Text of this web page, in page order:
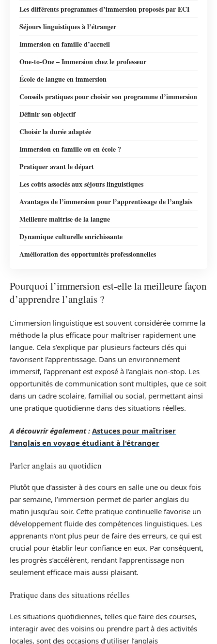
Les différents programmes d’immersion proposés par ECI
Séjours linguistiques à l’étranger
Immersion en famille d’accueil
One-to-One – Immersion chez le professeur
École de langue en immersion
Conseils pratiques pour choisir son programme d’immersion
Définir son objectif
Choisir la durée adaptée
Immersion en famille ou en école ?
Pratiquer avant le départ
Les coûts associés aux séjours linguistiques
Avantages de l’immersion pour l’apprentissage de l’anglais
Meilleure maîtrise de la langue
Dynamique culturelle enrichissante
Amélioration des opportunités professionnelles
Pourquoi l’immersion est-elle la meilleure façon
d’apprendre l’anglais ?
L’immersion linguistique est souvent considérée comme la
méthode la plus efficace pour maîtriser rapidement une
langue. Cela s’explique par plusieurs facteurs clés qui
favorisent l’apprentissage. Dans un environnement
immersif, l’apprenant est exposé à l’anglais non-stop. Les
opportunités de communication sont multiples, que ce soit
dans un cadre scolaire, familial ou social, permettant ainsi
une pratique quotidienne dans des situations réelles.
A découvrir également : Astuces pour maîtriser
l'anglais en voyage étudiant à l'étranger
Parler anglais au quotidien
Plutôt que d’assister à des cours en salle une ou deux fois
par semaine, l’immersion permet de parler anglais du
matin jusqu’au soir. Cette pratique continuelle favorise un
développement fluide des compétences linguistiques. Les
apprenants n’ont plus peur de faire des erreurs, ce qui est
crucial pour établir leur confiance en eux. Par conséquent,
les progrès s’accélèrent, rendant l’apprentissage non
seulement efficace mais aussi plaisant.
Pratique dans des situations réelles
Les situations quotidiennes, telles que faire des courses,
interagir avec des voisins ou prendre part à des activités
locales, sont des occasions d’utiliser l’anglais